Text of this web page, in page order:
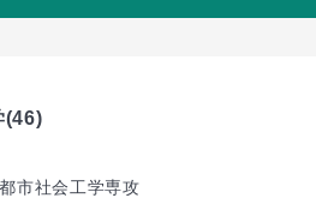
(46)
市社会工学専攻